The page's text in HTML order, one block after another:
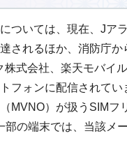
ついては、現在、Jア
されるほか、消防庁
式会社、楽天モバイ
フォンに配信されてい
MVNO）が扱うSIMフ
の端末では、当該メ